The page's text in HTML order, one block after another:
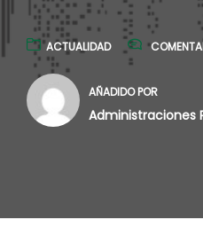
ACTUALIDAD
AÑADIDO POR
Administraciones